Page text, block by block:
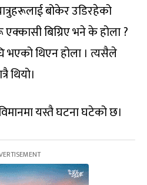
बोकेर उडिरहेको
बिग्रिए भने के होला ?
थिएन होला । त्यसैले
थियो।
यस्तै घटना घटेको छ।